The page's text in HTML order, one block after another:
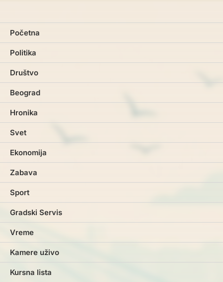
Početna
Politika
Društvo
Beograd
Hronika
Svet
Ekonomija
Zabava
Sport
Gradski Servis
Vreme
Kamere uživo
Kursna lista